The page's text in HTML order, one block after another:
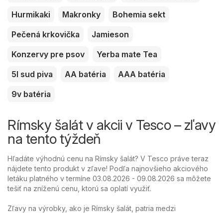
Hurmikaki
Makronky
Bohemia sekt
Pečená krkovička
Jamieson
Konzervy pre psov
Yerba mate Tea
5l sud piva
AA batéria
AAA batéria
9v batéria
Rímsky šalát v akcii v Tesco – zľavy
na tento týždeň
Hľadáte výhodnú cenu na Rímsky šalát? V Tesco práve teraz
nájdete tento produkt v zľave! Podľa najnovšieho akciového
letáku platného v termíne 03.08.2026 - 09.08.2026 sa môžete
tešiť na zníženú cenu, ktorú sa oplatí využiť.
Zľavy na výrobky, ako je Rímsky šalát, patria medzi